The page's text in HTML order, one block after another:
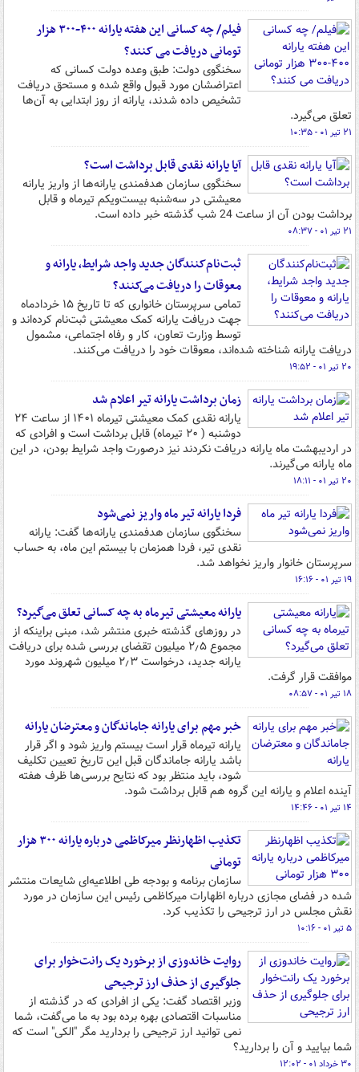
فیلم/ چه کسانی این هفته یارانه ۴۰۰-۳۰۰ هزار
تومانی دریافت می کنند؟
سخنگوی دولت: طبق وعده دولت کسانی که
اعتراضشان مورد قبول واقع شده و مستحق دریافت
تشخیص داده شدند، یارانه از روز ابتدایی به آن‌ها
تعلق می‌گیرد.
۲۱ تیر ۰۱ - ۱۰:۳۵
آیا یارانه نقدی قابل برداشت است؟
سخنگوی سازمان هدفمندی یارانه‌ها از واریز یارانه
معیشتی در سه‌شنبه بیست‌ویکم تیرماه و قابل
برداشت بودن آن از ساعت 24 شب گذشته خبر داده است.
۲۱ تیر ۰۱ - ۰۸:۳۷
ثبت‌نام‌کنندگان جدید واجد شرایط، یارانه و
معوقات را دریافت می‌کنند؟
تمامی سرپرستان خانواری که تا تاریخ ۱۵ خردادماه
جهت دریافت یارانه کمک معیشتی ثبت‌نام کرده‌اند و
توسط وزارت تعاون، کار و رفاه اجتماعی، مشمول
دریافت یارانه شناخته شده‌اند، معوقات خود را دریافت می‌کنند.
۲۰ تیر ۰۱ - ۱۹:۵۲
زمان برداشت یارانه تیر اعلام شد
یارانه نقدی کمک معیشتی تیرماه ۱۴۰۱ از ساعت ۲۴
دوشنبه ( ۲۰ تیرماه) قابل برداشت است و افرادی که
در اردیبهشت ماه یارانه دریافت نکردند نیز درصورت واجد شرایط بودن، در این
ماه یارانه می‌گیرند.
۲۰ تیر ۰۱ - ۱۸:۱۱
فردا یارانه تیر ماه واریز نمی‌شود
سخنگوی سازمان هدفمندی یارانه‌ها گفت: یارانه
نقدی تیر، فردا همزمان با بیستم این ماه، به حساب
سرپرستان خانوار واریز نخواهد شد.
۱۹ تیر ۰۱ - ۱۶:۱۶
یارانه معیشتی تیرماه به چه کسانی تعلق می‌گیرد؟
در روزهای گذشته خبری منتشر شد، مبنی براینکه از
مجموع ۲٫۵ میلیون تقضای بررسی شده برای دریافت
یارانه جدید، درخواست ۲٫۳ میلیون شهروند مورد
موافقت قرار گرفت.
۱۸ تیر ۰۱ - ۰۸:۵۷
خبر مهم برای یارانه جاماندگان و معترضان یارانه
یارانه تیرماه قرار است بیستم واریز شود و اگر قرار
باشد یارانه جاماندگان قبل این تاریخ تعیین تکلیف
شود، باید منتظر بود که نتایح بررسی‌ها ظرف هفته
آینده اعلام و یارانه این گروه هم قابل برداشت شود.
۱۴ تیر ۰۱ - ۱۴:۴۶
تکذیب اظهارنظر میرکاظمی درباره یارانه ۳۰۰ هزار
تومانی
سازمان برنامه و بودجه طی اطلاعیه‌ای شایعات منتشر
شده در فضای مجازی درباره اظهارات میرکاظمی رئیس این سازمان در مورد
نقش مجلس در ارز ترجیحی را تکذیب کرد.
۵ تیر ۰۱ - ۱۰:۱۶
روایت خاندوزی از برخورد یک رانت‌خوار برای
جلوگیری از حذف ارز ترجیحی
وزبر اقتصاد گفت: یکی از افرادی که در گذشته از
مناسبات اقتصادی بهره برده بود به ما می‌گفت، شما
نمی توانید ارز ترجیحی را بردارید مگر "الکی" است که
شما بیایید و آن را بردارید؟
۳۰ خرداد ۰۱ - ۱۲:۰۲